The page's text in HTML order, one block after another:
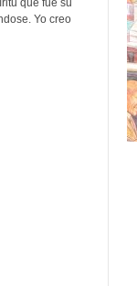
que fue su
Yo creo